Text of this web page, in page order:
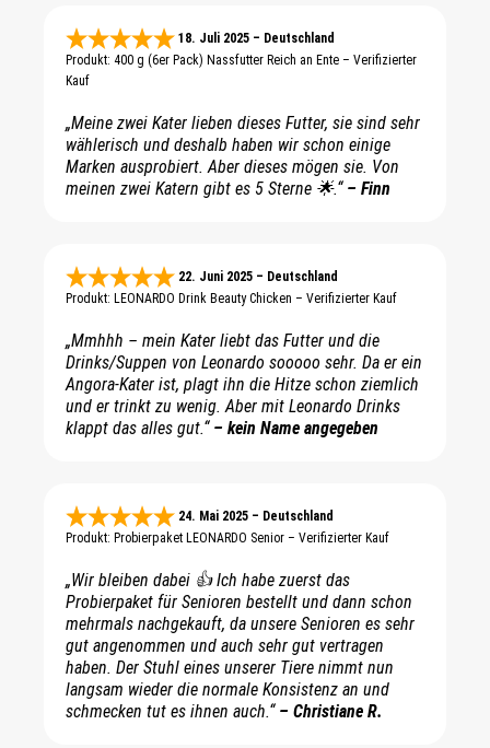
18. Juli 2025 – Deutschland
Produkt: 400 g (6er Pack) Nassfutter Reich an Ente – Verifizierter
Kauf
„Meine zwei Kater lieben dieses Futter, sie sind sehr
wählerisch und deshalb haben wir schon einige
Marken ausprobiert. Aber dieses mögen sie. Von
meinen zwei Katern gibt es 5 Sterne 🌟.“– Finn
22. Juni 2025 – Deutschland
Produkt: LEONARDO Drink Beauty Chicken – Verifizierter Kauf
„Mmhhh – mein Kater liebt das Futter und die
Drinks/Suppen von Leonardo sooooo sehr. Da er ein
Angora-Kater ist, plagt ihn die Hitze schon ziemlich
und er trinkt zu wenig. Aber mit Leonardo Drinks
klappt das alles gut.“– kein Name angegeben
24. Mai 2025 – Deutschland
Produkt: Probierpaket LEONARDO Senior – Verifizierter Kauf
„Wir bleiben dabei 👍 Ich habe zuerst das
Probierpaket für Senioren bestellt und dann schon
mehrmals nachgekauft, da unsere Senioren es sehr
gut angenommen und auch sehr gut vertragen
haben. Der Stuhl eines unserer Tiere nimmt nun
langsam wieder die normale Konsistenz an und
schmecken tut es ihnen auch.“– Christiane R.